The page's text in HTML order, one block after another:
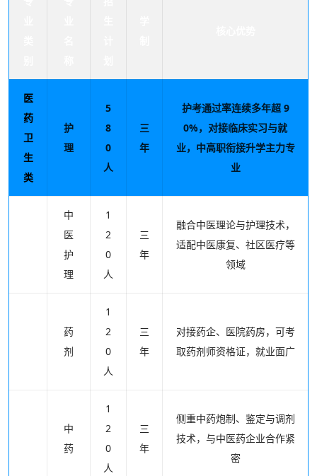
医
药
卫
生
类
护
理
5
8
0
人
三
年
护考通过率连续多年超 9
0%，对接临床实习与就
业，中高职衔接升学主力专
业
中
医
护
理
1
2
0
人
三
年
融合中医理论与护理技术，
适配中医康复、社区医疗等
领域
药
剂
1
2
0
人
三
年
对接药企、医院药房，可考
取药剂师资格证，就业面广
中
药
1
2
0
人
三
年
侧重中药炮制、鉴定与调剂
技术，与中医药企业合作紧
密